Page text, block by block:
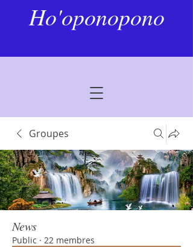
Ho'oponopono
Groupes
News
Public · 22 membres